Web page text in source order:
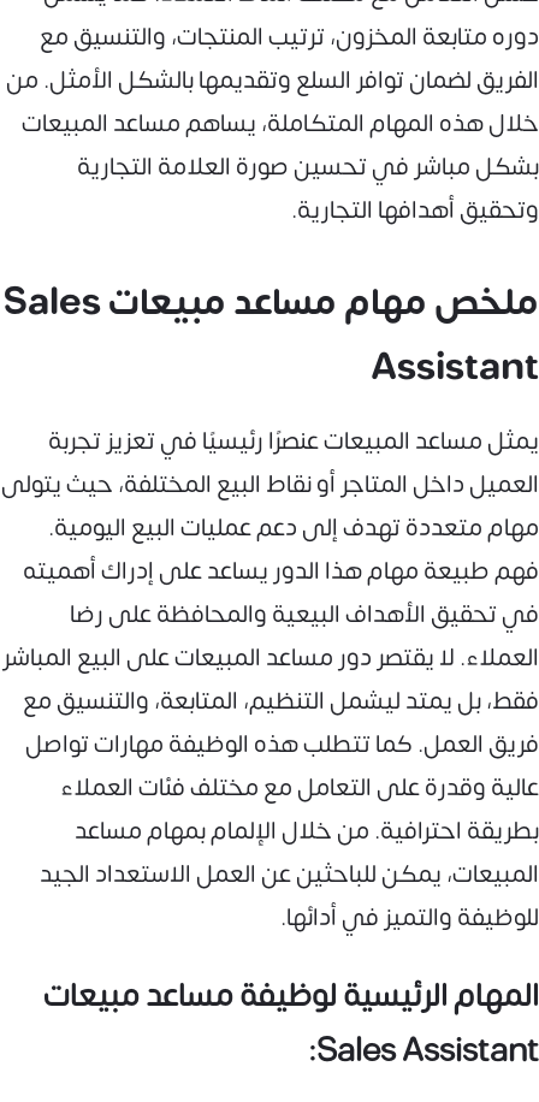
دوره متابعة المخزون، ترتيب المنتجات، والتنسيق مع
الفريق لضمان توافر السلع وتقديمها بالشكل الأمثل. من
خلال هذه المهام المتكاملة، يساهم مساعد المبيعات
بشكل مباشر في تحسين صورة العلامة التجارية
وتحقيق أهدافها التجارية.
ملخص مهام مساعد مبيعات Sales
Assistant
يمثل مساعد المبيعات عنصرًا رئيسيًا في تعزيز تجربة
العميل داخل المتاجر أو نقاط البيع المختلفة، حيث يتولى
مهام متعددة تهدف إلى دعم عمليات البيع اليومية.
فهم طبيعة مهام هذا الدور يساعد على إدراك أهميته
في تحقيق الأهداف البيعية والمحافظة على رضا
العملاء. لا يقتصر دور مساعد المبيعات على البيع المباشر
فقط، بل يمتد ليشمل التنظيم، المتابعة، والتنسيق مع
فريق العمل. كما تتطلب هذه الوظيفة مهارات تواصل
عالية وقدرة على التعامل مع مختلف فئات العملاء
بطريقة احترافية. من خلال الإلمام بمهام مساعد
المبيعات، يمكن للباحثين عن العمل الاستعداد الجيد
للوظيفة والتميز في أدائها.
المهام الرئيسية لوظيفة مساعد مبيعات
Sales Assistant: